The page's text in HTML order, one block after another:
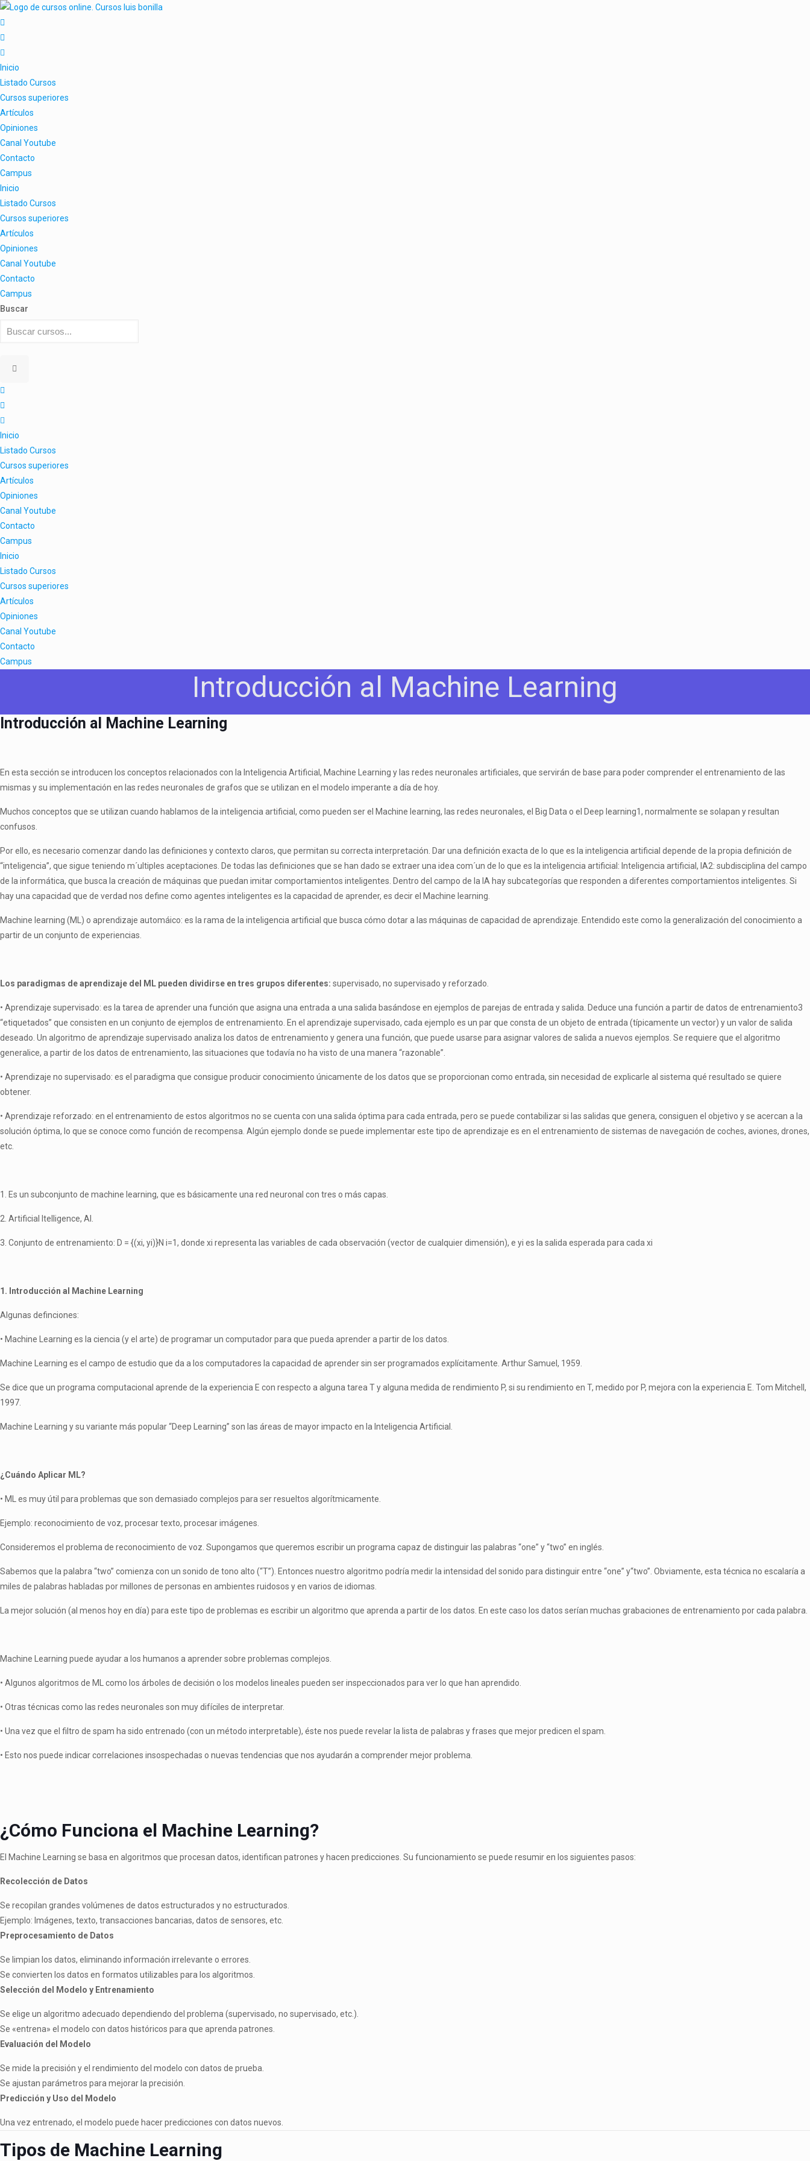
Inicio
Listado Cursos
Cursos superiores
Artículos
Opiniones
Canal Youtube
Contacto
Campus
Inicio
Listado Cursos
Cursos superiores
Artículos
Opiniones
Canal Youtube
Contacto
Campus
Buscar
Inicio
Listado Cursos
Cursos superiores
Artículos
Opiniones
Canal Youtube
Contacto
Campus
Inicio
Listado Cursos
Cursos superiores
Artículos
Opiniones
Canal Youtube
Contacto
Campus
Introducción al Machine Learning
Introducción al Machine Learning
En esta sección se introducen los conceptos relacionados con la Inteligencia Artificial, Machine Learning y las redes neuronales artificiales, que servirán de base para poder comprender el entrenamiento de las
mismas y su implementación en las redes neuronales de grafos que se utilizan en el modelo imperante a día de hoy.
Muchos conceptos que se utilizan cuando hablamos de la inteligencia artificial, como pueden ser el Machine learning, las redes neuronales, el Big Data o el Deep learning1 , normalmente se solapan y resultan
confusos.
Por ello, es necesario comenzar dando las definiciones y contexto claros, que permitan su correcta interpretación. Dar una definición exacta de lo que es la inteligencia artificial depende de la propia definición de
“inteligencia”, que sigue teniendo m´ultiples aceptaciones. De todas las definiciones que se han dado se extraer una idea com´un de lo que es la inteligencia artificial: Inteligencia artificial, IA2: subdisciplina del campo
de la informática, que busca la creación de máquinas que puedan imitar comportamientos inteligentes. Dentro del campo de la IA hay subcategorías que responden a diferentes comportamientos inteligentes. Si
hay una capacidad que de verdad nos define como agentes inteligentes es la capacidad de aprender, es decir el Machine learning.
Machine learning (ML) o aprendizaje automáico: es la rama de la inteligencia artificial que busca cómo dotar a las máquinas de capacidad de aprendizaje. Entendido este como la generalización del conocimiento a
partir de un conjunto de experiencias.
Los paradigmas de aprendizaje del ML pueden dividirse en tres grupos diferentes: supervisado, no supervisado y reforzado.
• Aprendizaje supervisado: es la tarea de aprender una función que asigna una entrada a una salida basándose en ejemplos de parejas de entrada y salida. Deduce una función a partir de datos de entrenamiento3
“etiquetados” que consisten en un conjunto de ejemplos de entrenamiento. En el aprendizaje supervisado, cada ejemplo es un par que consta de un objeto de entrada (típicamente un vector) y un valor de salida
deseado. Un algoritmo de aprendizaje supervisado analiza los datos de entrenamiento y genera una función, que puede usarse para asignar valores de salida a nuevos ejemplos. Se requiere que el algoritmo
generalice, a partir de los datos de entrenamiento, las situaciones que todavía no ha visto de una manera “razonable”.
• Aprendizaje no supervisado: es el paradigma que consigue producir conocimiento únicamente de los datos que se proporcionan como entrada, sin necesidad de explicarle al sistema qué resultado se quiere
obtener.
• Aprendizaje reforzado: en el entrenamiento de estos algoritmos no se cuenta con una salida óptima para cada entrada, pero se puede contabilizar si las salidas que genera, consiguen el objetivo y se acercan a la
solución óptima, lo que se conoce como función de recompensa. Algún ejemplo donde se puede implementar este tipo de aprendizaje es en el entrenamiento de sistemas de navegación de coches, aviones, drones,
etc.
1. Es un subconjunto de machine learning, que es básicamente una red neuronal con tres o más capas.
2. Artificial Itelligence, AI.
3. Conjunto de entrenamiento: D = {(xi, yi)}N i=1, donde xi representa las variables de cada observación (vector de cualquier dimensión), e yi es la salida esperada para cada xi
1. Introducción al Machine Learning
Algunas definciones:
• Machine Learning es la ciencia (y el arte) de programar un computador para que pueda aprender a partir de los datos.
Machine Learning es el campo de estudio que da a los computadores la capacidad de aprender sin ser programados explícitamente. Arthur Samuel, 1959.
Se dice que un programa computacional aprende de la experiencia E con respecto a alguna tarea T y alguna medida de rendimiento P, si su rendimiento en T, medido por P, mejora con la experiencia E. Tom Mitchell,
1997.
Machine Learning y su variante más popular “Deep Learning” son las áreas de mayor impacto en la Inteligencia Artificial.
¿Cuándo Aplicar ML?
• ML es muy útil para problemas que son demasiado complejos para ser resueltos algorítmicamente.
Ejemplo: reconocimiento de voz, procesar texto, procesar imágenes.
Consideremos el problema de reconocimiento de voz. Supongamos que queremos escribir un programa capaz de distinguir las palabras “one” y “two” en inglés.
Sabemos que la palabra “two” comienza con un sonido de tono alto (“T”). Entonces nuestro algoritmo podría medir la intensidad del sonido para distinguir entre “one” y“two”. Obviamente, esta técnica no escalaría a
miles de palabras habladas por millones de personas en ambientes ruidosos y en varios de idiomas.
La mejor solución (al menos hoy en día) para este tipo de problemas es escribir un algoritmo que aprenda a partir de los datos. En este caso los datos serían muchas grabaciones de entrenamiento por cada palabra.
Machine Learning puede ayudar a los humanos a aprender sobre problemas complejos.
• Algunos algoritmos de ML como los árboles de decisión o los modelos lineales pueden ser inspeccionados para ver lo que han aprendido.
• Otras técnicas como las redes neuronales son muy difíciles de interpretar.
• Una vez que el filtro de spam ha sido entrenado (con un método interpretable), éste nos puede revelar la lista de palabras y frases que mejor predicen el spam.
• Esto nos puede indicar correlaciones insospechadas o nuevas tendencias que nos ayudarán a comprender mejor problema.
¿Cómo Funciona el Machine Learning?
El Machine Learning se basa en algoritmos que procesan datos, identifican patrones y hacen predicciones. Su funcionamiento se puede resumir en los siguientes pasos:
Recolección de Datos
Se recopilan grandes volúmenes de datos estructurados y no estructurados.
Ejemplo: Imágenes, texto, transacciones bancarias, datos de sensores, etc.
Preprocesamiento de Datos
Se limpian los datos, eliminando información irrelevante o errores.
Se convierten los datos en formatos utilizables para los algoritmos.
Selección del Modelo y Entrenamiento
Se elige un algoritmo adecuado dependiendo del problema (supervisado, no supervisado, etc.).
Se «entrena» el modelo con datos históricos para que aprenda patrones.
Evaluación del Modelo
Se mide la precisión y el rendimiento del modelo con datos de prueba.
Se ajustan parámetros para mejorar la precisión.
Predicción y Uso del Modelo
Una vez entrenado, el modelo puede hacer predicciones con datos nuevos.
Tipos de Machine Learning